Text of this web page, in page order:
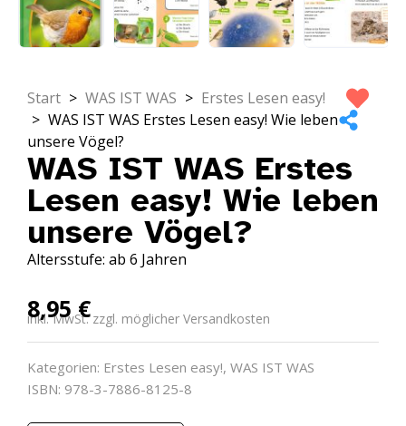
Start > WAS IST WAS > Erstes Lesen easy!
> WAS IST WAS Erstes Lesen easy! Wie leben
unsere Vögel?
WAS IST WAS Erstes
Lesen easy! Wie leben
unsere Vögel?
Altersstufe: ab 6 Jahren
8,95€
inkl. MwSt. zzgl. möglicher Versandkosten
Kategorien: Erstes Lesen easy!, WAS IST WAS
ISBN: 978-3-7886-8125-8